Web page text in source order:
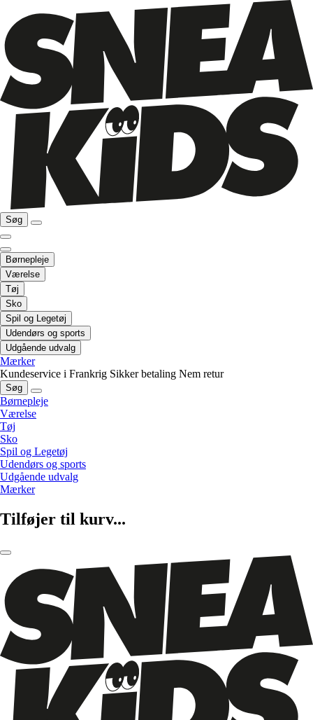
Søg
Børnepleje
Værelse
Tøj
Sko
Spil og Legetøj
Udendørs og sports
Udgående udvalg
Mærker
Kundeservice i Frankrig Sikker betaling Nem retur
Søg
Børnepleje
Værelse
Tøj
Sko
Spil og Legetøj
Udendørs og sports
Udgående udvalg
Mærker
Tilføjer til kurv...